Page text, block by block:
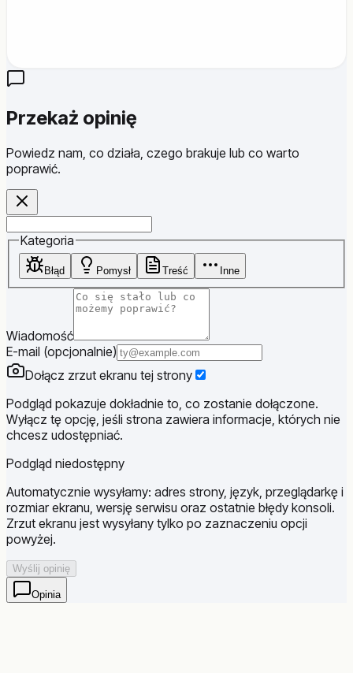
Przekaż opinię
Powiedz nam, co działa, czego brakuje lub co warto
poprawić.
Kategoria
Błąd Pomysł Treść Inne
Wiadomość
E-mail (opcjonalnie)
Dołącz zrzut ekranu tej strony
Podgląd pokazuje dokładnie to, co zostanie dołączone.
Wyłącz tę opcję, jeśli strona zawiera informacje, których nie
chcesz udostępniać.
Podgląd niedostępny
Automatycznie wysyłamy: adres strony, język, przeglądarkę i
rozmiar ekranu, wersję serwisu oraz ostatnie błędy konsoli.
Zrzut ekranu jest wysyłany tylko po zaznaczeniu opcji
powyżej.
Wyślij opinię
Opinia